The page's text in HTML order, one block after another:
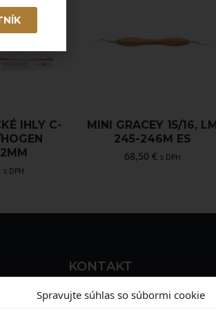
Spravujte súhlas so súbormi cookie
IHLY C-
s DPH
MINI GRACEY 15/16, LM
245-246M ES
68,50€ s DPH
KONTAKT
MAXILO DENTAL, s. r. o.